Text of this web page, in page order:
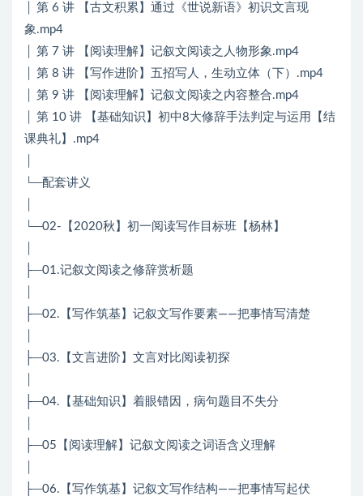
│ 第 6 讲 【古文积累】通过《世说新语》初识文言现
象.mp4
│ 第 7 讲 【阅读理解】记叙文阅读之人物形象.mp4
│ 第 8 讲 【写作进阶】五招写人，生动立体（下）.mp4
│ 第 9 讲 【阅读理解】记叙文阅读之内容整合.mp4
│ 第 10 讲 【基础知识】初中8大修辞手法判定与运用【结
课典礼】.mp4
└─配套讲义
└─02-【2020秋】初一阅读写作目标班【杨林】
├─01.记叙文阅读之修辞赏析题
├─02.【写作筑基】记叙文写作要素——把事情写清楚
├─03.【文言进阶】文言对比阅读初探
├─04.【基础知识】着眼错因，病句题目不失分
├─05【阅读理解】记叙文阅读之词语含义理解
├─06.【写作筑基】记叙文写作结构——把事情写起伏